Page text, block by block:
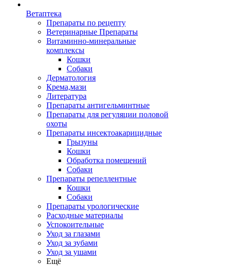
Ветаптека
Препараты по рецепту
Ветеринарные Препараты
Витаминно-минеральные
комплексы
Кошки
Собаки
Дерматология
Крема,мази
Литература
Препараты антигельминтные
Препараты для регуляции половой
охоты
Препараты инсектоакарицидные
Грызуны
Кошки
Обработка помещений
Собаки
Препараты репеллентные
Кошки
Собаки
Препараты урологические
Расходные материалы
Успокоительные
Уход за глазами
Уход за зубами
Уход за ушами
Ещё